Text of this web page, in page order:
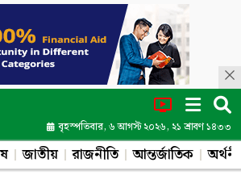
বৃহস্পতিবার, ৬ আগস্ট ২০২৬, ২১ শ্রাবণ ১৪৩৩
জাতীয় রাজনীতি আন্তর্জাতিক